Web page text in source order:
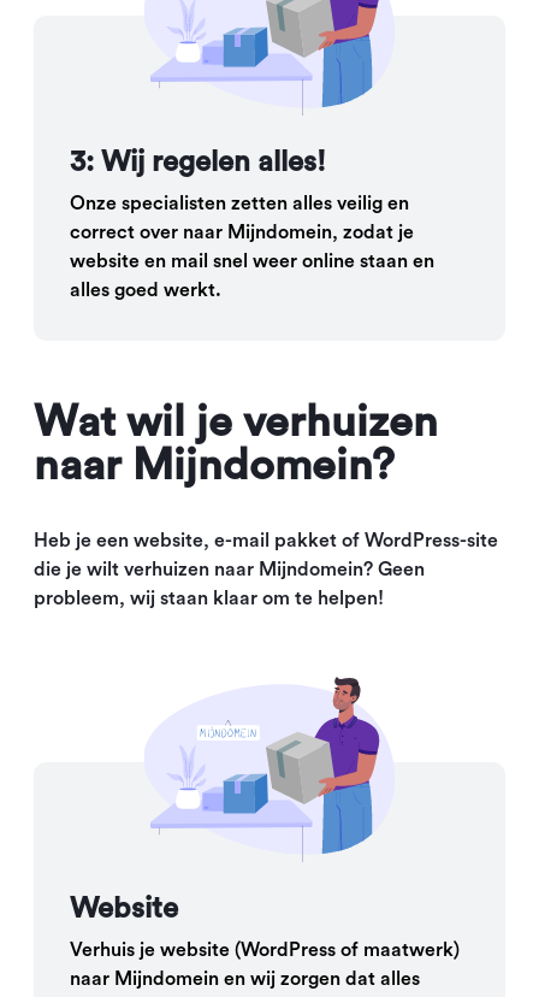
3: Wij regelen alles!
Onze specialisten zetten alles veilig en
correct over naar Mijndomein, zodat je
website en mail snel weer online staan en
alles goed werkt.
Wat wil je verhuizen
naar Mijndomein?
Heb je een website, e-mail pakket of WordPress-site
die je wilt verhuizen naar Mijndomein? Geen
probleem, wij staan klaar om te helpen!
Website
Verhuis je website (WordPress of maatwerk)
naar Mijndomein en wij zorgen dat alles